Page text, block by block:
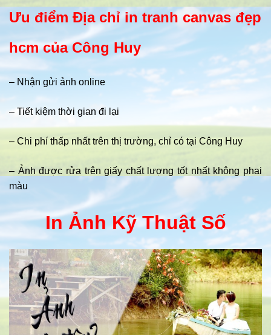
Ưu điểm Địa chỉ in tranh canvas đẹp
hcm của Công Huy
– Nhận gửi ảnh online
– Tiết kiệm thời gian đi lại
– Chi phí thấp nhất trên thị trường, chỉ có tại Công Huy
– Ảnh được rửa trên giấy chất lượng tốt nhất không phai
màu
In Ảnh Kỹ Thuật Số